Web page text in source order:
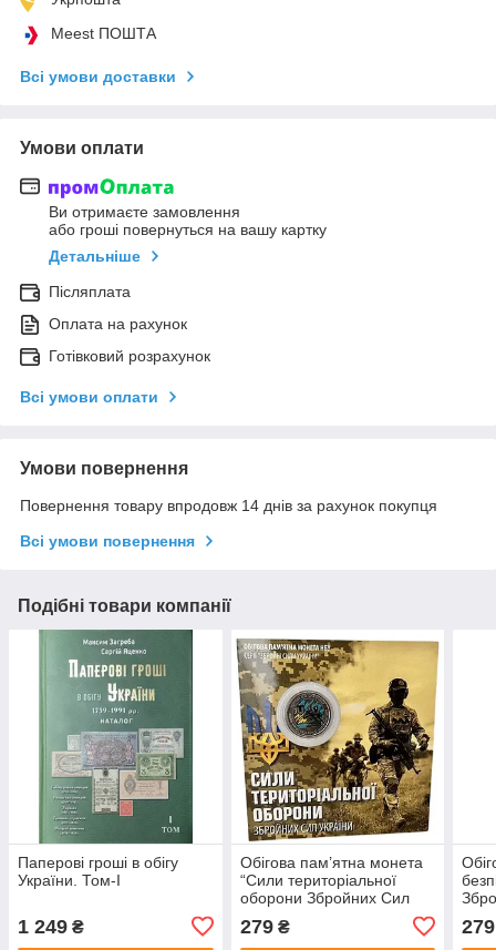
Meest ПОШТА
Всі умови доставки
Умови оплати
Ви отримаєте замовлення
або гроші повернуться на вашу картку
Детальніше
Післяплата
Оплата на рахунок
Готівковий розрахунок
Всі умови оплати
Умови повернення
Повернення товару впродовж 14 днів за рахунок покупця
Всі умови повернення
Подібні товари компанії
Паперові гроші в обігу
України. Том-І
1 249 ₴
Обігова пам’ятна монета
“Сили територіальної
оборони Збройних Сил
сувенірному пакованні
279₴ 279